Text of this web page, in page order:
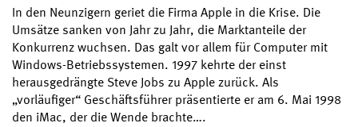
In den Neunzigern geriet die Firma Apple in die Krise. Die
Umsätze sanken von Jahr zu Jahr, die Marktanteile der
Konkurrenz wuchsen. Das galt vor allem für Computer mit
Windows-Betriebssystemen. 1997 kehrte der einst
herausgedrängte Steve Jobs zu Apple zurück. Als
„vorläufiger“ Geschäftsführer präsentierte er am 6. Mai 1998
den iMac, der die Wende brachte….